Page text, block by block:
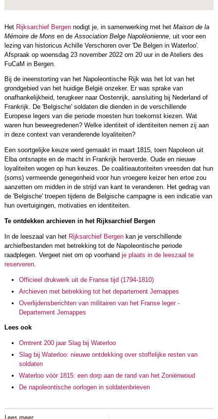
Het Rijksarchief Bergennodigt je, in samenwerking met het Maison de la
Mémoire de Mons en de Association Belge Napoléonienne, uit voor een
lezing van historicus Achille Verschoren over 'De Belgen in Waterloo'.
Afspraak op woensdag 23 november 2022 om 20 uur in de Ateliers des
FuCaM in Bergen.
Bij de ineenstorting van het Napoleontische Rijk was het lot van het
grondgebied van het huidige België onzeker. Er was sprake van
onafhankelijkheid, terugkeer naar Oostenrijk, aansluiting bij Nederland of
Frankrijk. De 'Belgische' soldaten die dienden in de verschillende
Europese legers van die periode moesten hun toekomst kiezen. Wat
waren hun beweegredenen? Welke identiteit of identiteiten nemen zij aan
in deze context van veranderende loyaliteiten?
Een soortgelijke keuze werd gemaakt in maart 1815, toen Napoleon uit
Elba ontsnapte en de macht in Frankrijk heroverde. Oude en nieuwe
loyaliteiten wogen op hun keuzes. De coalitieautoriteiten vreesden dat hun
(soms) vermeende genegenheid voor hun vroegere keizer hen ertoe zou
aanzetten om midden in de strijd van kant te veranderen. Het gedrag van
de 'Belgische' troepen tijdens de Belgische campagne is een indicatie van
hun overtuigingen, motivaties en identiteiten.
Te ontdekken archieven in het Rijksarchief Bergen
In de leeszaal van het Rijksarchief Bergenkan je verschillende
archiefbestanden met betrekking tot de Napoleontische periode
raadplegen. Vergeet niet om op voorhand je plaats in de leeszaal te
reserveren.
Officieel drukwerk uit de Franse tijd (1794-1810)
Archieven met betrekking tot het departement Jemappes
Overlijdensberichten van militairen van het Franse leger -
Departement Jemappes
Lees ook
Omtrent 200 jaar Slag bij Waterloo
Slag bij Waterloo: nieuwe ontdekking over stoffelijke resten van
soldaten
Waterloo vóór 1815: een dorp aan de rand van het Zoniënwoud
De napoleontische oorlogen in soldatenbrieven